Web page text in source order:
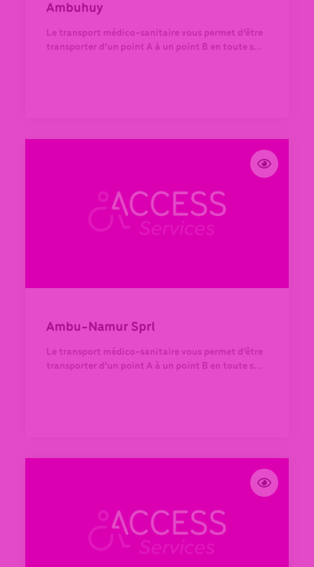
Ambuhuy
Le transport médico-sanitaire vous permet d’être
transporter d’un point A à un point B en toute s...
Ambu-Namur Sprl
Le transport médico-sanitaire vous permet d’être
transporter d’un point A à un point B en toute s...